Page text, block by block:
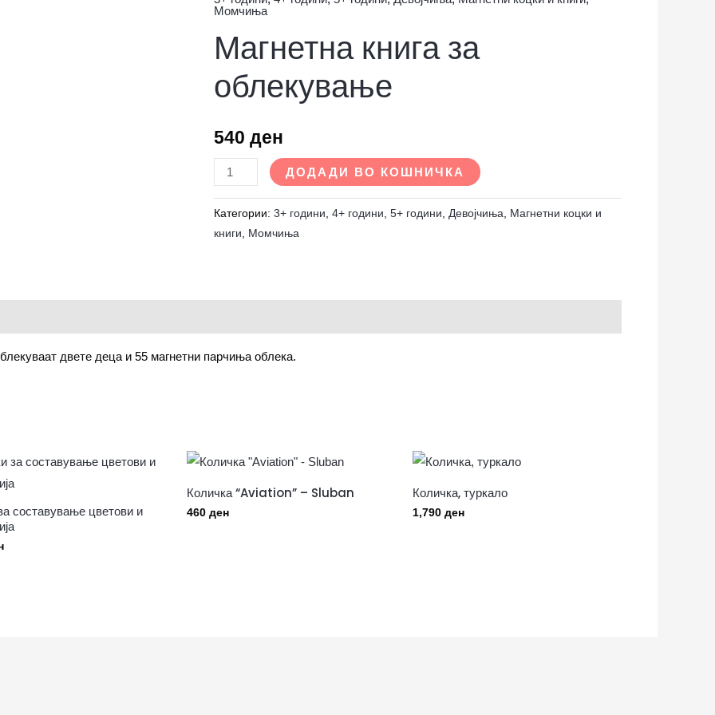
Момчиња
Магнетна книга за
облекување
540ден
Магнетна
за
количина
ДОДАДИ ВО КОШНИЧКА
Категории:3+ години,4+ години,5+ години,Девојчиња, Магнетни коцки и
книги, Момчиња
двете деца и 55 магнетни парчиња облека.
составување цветови и
Количка “Aviation” – Sluban
460 ден
Количка, туркало
1,790 ден